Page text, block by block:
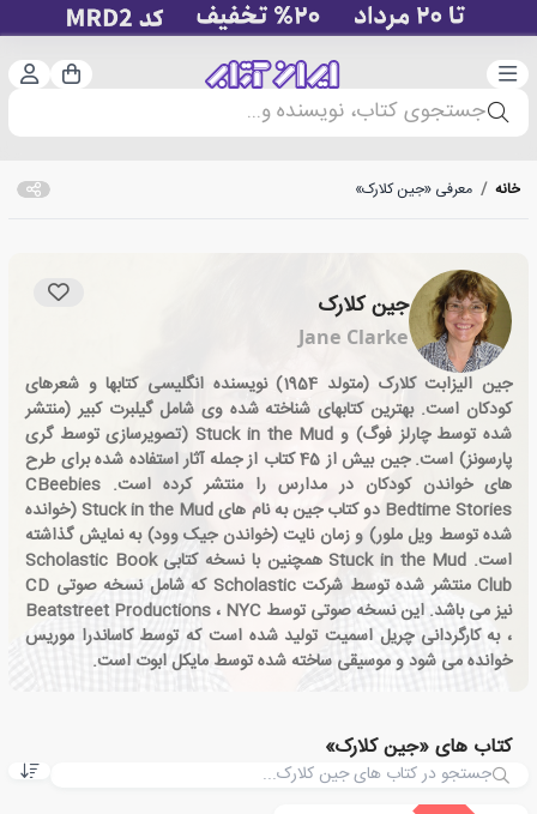
دسته‌بندی سبد
جستجوی کتاب، نویسنده و...
خانه / معرفی «جین کلارک»
جین کلارک
Jane Clarke
جین الیزابت کلارک (متولد 1954) نویسنده انگلیسی کتابها و شعرهای
کودکان است. بهترین کتابهای شناخته شده وی شامل گیلبرت کبیر (منتشر
شده توسط چارلز فوگ) و Stuck in the Mud (تصویرسازی توسط گری
پارسونز) است. جین بیش از 45 کتاب از جمله آثار استفاده شده برای طرح
های خواندن کودکان در مدارس را منتشر کرده است. CBeebies
Bedtime Stories دو کتاب جین به نام های Stuck in the Mud (خوانده
شده توسط ویل ملور) و زمان نایت (خواندن جیک وود) به نمایش گذاشته
است. Stuck in the Mud همچنین با نسخه كتابی Scholastic Book
Club منتشر شده توسط شركت Scholastic كه شامل نسخه صوتی CD
نیز می باشد. این نسخه صوتی توسط Beatstreet Productions ، NYC
، به کارگردانی چریل اسمیت تولید شده است که توسط کاساندرا موریس
خوانده می شود و موسیقی ساخته شده توسط مایکل ابوت است.
کتاب های «جین کلارک»